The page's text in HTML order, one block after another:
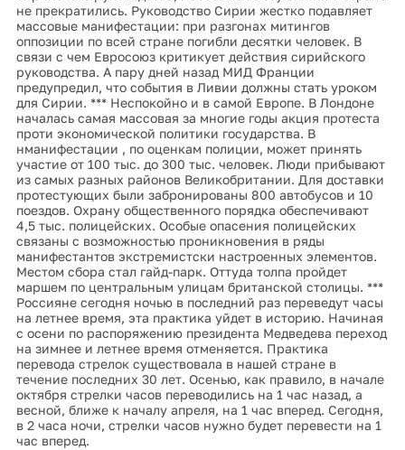
не прекратились. Руководство Сирии жестко подавляет
массовые манифестации: при разгонах митингов
оппозиции по всей стране погибли десятки человек. В
связи с чем Евросоюз критикует действия сирийского
руководства. А пару дней назад МИД Франции
предупредил, что события в Ливии должны стать уроком
для Сирии. *** Неспокойно и в самой Европе. В Лондоне
началась самая массовая за многие годы акция протеста
проти экономической политики государства. В
нманифестации , по оценкам полиции, может принять
участие от 100 тыс. до 300 тыс. человек. Люди прибывают
из самых разных районов Великобритании. Для доставки
протестующих были забронированы 800 автобусов и 10
поездов. Охрану общественного порядка обеспечивают
4,5 тыс. полицейских. Особые опасения полицейских
связаны с возможностью проникновения в ряды
манифестантов экстремистски настроенных элементов.
Местом сбора стал гайд-парк. Оттуда толпа пройдет
маршем по центральным улицам британской столицы. ***
Россияне сегодня ночью в последний раз переведут часы
на летнее время, эта практика уйдет в историю. Начиная
с осени по распоряжению президента Медведева переход
на зимнее и летнее время отменяется. Практика
перевода стрелок существовала в нашей стране в
течение последних 30 лет. Осенью, как правило, в начале
октября стрелки часов переводились на 1 час назад, а
весной, ближе к началу апреля, на 1 час вперед. Сегодня,
в 2 часа ночи, стрелки часов нужно будет перевести на 1
час вперед.